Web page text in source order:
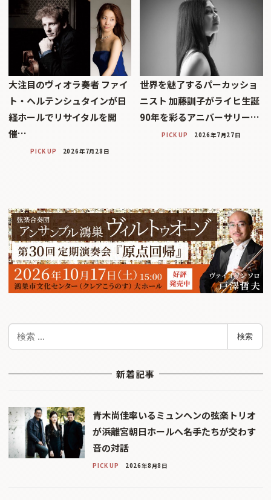
大注目のヴィオラ奏者 ファイ
ト・ヘルテンシュタインが日
経ホールでリサイタルを開
催…
PICK UP 2026年7月28日
世界を魅了するパーカッショ
ニスト 加藤訓子がライヒ生誕
90年を彩るアニバーサリー…
PICK UP 2026年7月27日
検索
新着記事
青木尚佳率いるミュンヘンの弦楽トリオ
が浜離宮朝日ホールへ――名手たちが交わす
音の対話
PICK UP 2026年8月8日